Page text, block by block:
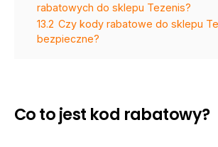
rabatowych do sklepu Tezenis?
13.2 Czy kody rabatowe do sklepu
bezpieczne?
Co to jest kod rabatowy?